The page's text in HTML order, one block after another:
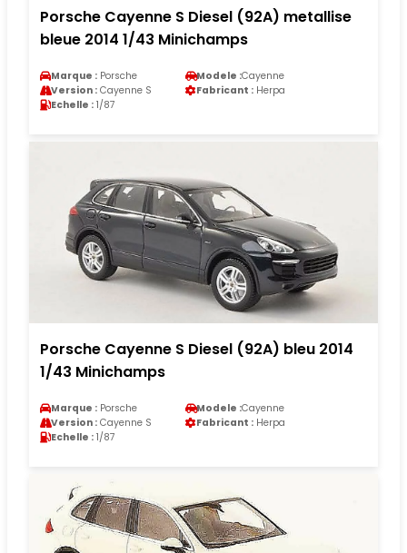
Porsche Cayenne S Diesel (92A) metallise
bleue 2014 1/43 Minichamps
Marque : Porsche Modele :Cayenne
Version : Cayenne S Fabricant : Herpa
Echelle : 1/87
Porsche Cayenne S Diesel (92A) bleu 2014
1/43 Minichamps
Marque : Porsche Modele :Cayenne
Version : Cayenne S Fabricant : Herpa
Echelle : 1/87